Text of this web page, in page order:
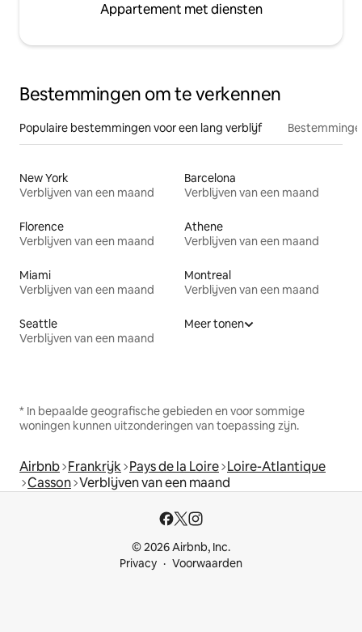
Appartement met diensten
Bestemmingen om te verkennen
Populaire bestemmingen voor een lang verblijf
New York
Verblijven van een maand
Barcelona
Verblijven van een maand
Florence
Verblijven van een maand
Athene
Verblijven van een maand
Miami
Verblijven van een maand
Montreal
Verblijven van een maand
Seattle
Verblijven van een maand
Meer tonen
* In bepaalde geografische gebieden en voor sommige
woningen kunnen uitzonderingen van toepassing zijn.
Airbnb Frankrijk Pays de la Loire Loire-Atlantique
Casson Verblijven van een maand
© 2026 Airbnb, Inc.
Privacy
Voorwaarden